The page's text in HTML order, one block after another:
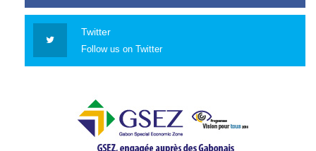
Twitter
Follow us on Twitter